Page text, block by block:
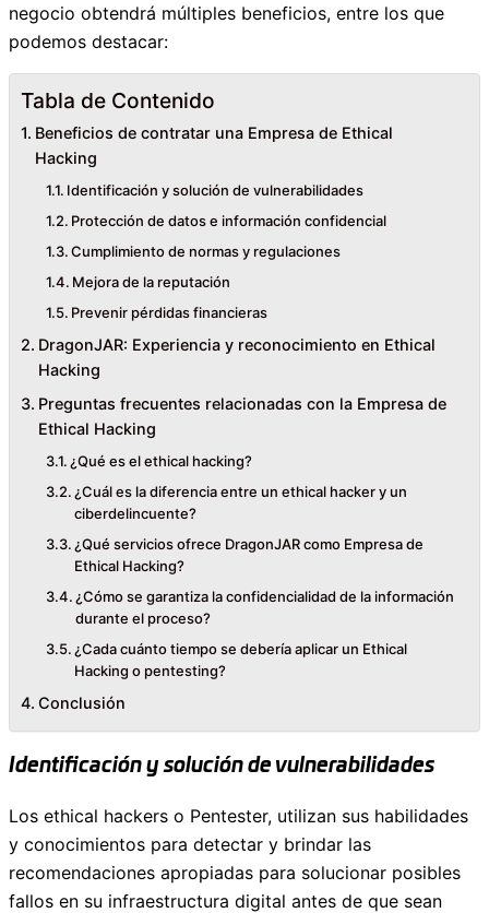
negocio obtendrá múltiples beneficios, entre los que
podemos destacar:
Tabla de Contenido
Beneficios de contratar una Empresa de Ethical
Hacking
Identificación y solución de vulnerabilidades
Protección de datos e información confidencial
Cumplimiento de normas y regulaciones
Mejora de la reputación
Prevenir pérdidas financieras
DragonJAR: Experiencia y reconocimiento en Ethical
Hacking
Preguntas frecuentes relacionadas con la Empresa de
Ethical Hacking
¿Qué es el ethical hacking?
¿Cuál es la diferencia entre un ethical hacker y un
ciberdelincuente?
¿Qué servicios ofrece DragonJAR como Empresa de
Ethical Hacking?
¿Cómo se garantiza la confidencialidad de la información
durante el proceso?
¿Cada cuánto tiempo se debería aplicar un Ethical
Hacking o pentesting?
Conclusión
Identificación y solución de vulnerabilidades
Los ethical hackers o Pentester, utilizan sus habilidades
y conocimientos para detectar y brindar las
recomendaciones apropiadas para solucionar posibles
fallos en su infraestructura digital antes de que sean